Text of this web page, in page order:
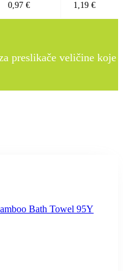
0,97 € 1,19 €
preslikače veličine